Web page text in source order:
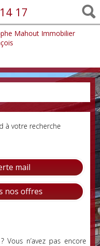
17
à votre recherche
mail
nos offres
Vous n’avez pas encore